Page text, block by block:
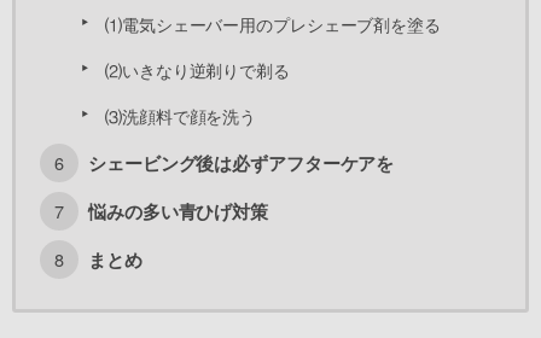
⑴電気シェーバー用のプレシェーブ剤を塗る
⑵いきなり逆剃りで剃る
⑶洗顔料で顔を洗う
シェービング後は必ずアフターケアを
悩みの多い青ひげ対策
まとめ